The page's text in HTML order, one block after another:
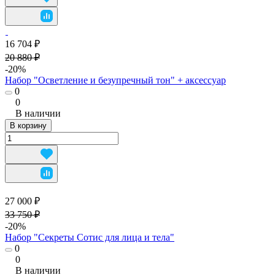
16 704 ₽
20 880 ₽
-20%
Набор "Осветление и безупречный тон" + аксессуар
0
0
В наличии
В корзину
27 000 ₽
33 750 ₽
-20%
Набор "Секреты Сотис для лица и тела"
0
0
В наличии